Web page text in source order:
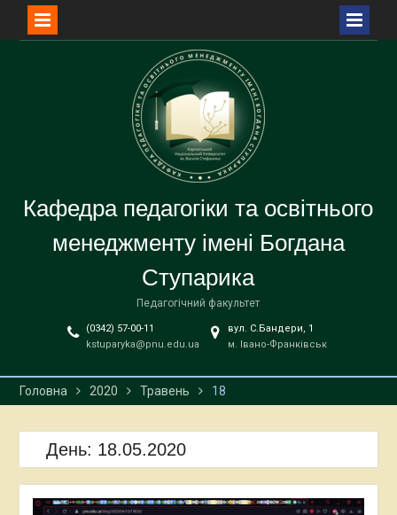
Кафедра педагогіки та освітнього
менеджменту імені Богдана
Ступарика
Педагогічний факультет
(0342) 57-00-11
kstuparyka@pnu.edu.ua
вул. С.Бандери, 1
м. Івано-Франківськ
Головна 2020 Травень 18
День: 18.05.2020